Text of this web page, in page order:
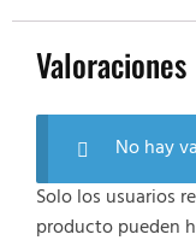
Valoraciones
No hay
Solo los usuarios
producto pueden